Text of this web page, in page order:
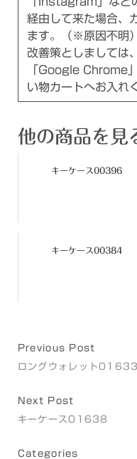
経由して来た場合、
ます。（※原因不明）
改善策としましては
「Google Chrome
い物カートへお入れ
他の商品を見
キーケース00396
キーケース00384
Previous Post
ロングウォレット01633
Next Post
キーケース01638
Categories